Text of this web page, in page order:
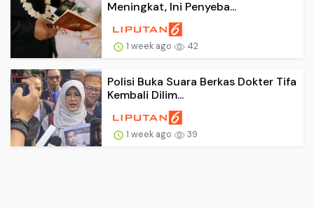
Meningkat, Ini Penyeba...
1 week ago 42
Polisi Buka Suara Berkas Dokter Tifa
Kembali Dilim...
1 week ago 39